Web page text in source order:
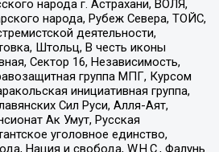
народа г. Астрахани, ВОЛЯ,
народа, Рубеж Севера, ТОЙС,
деятельности,
Штольц, В честь иконы
Сектор 16, Независимость,
группа МПГ, Курсом
инициативная группа,
Сил Руси, Алля-Аят,
Ак Умут, Русская
уголовное единство,
Нация и свобода, W.H.С., Фалунь